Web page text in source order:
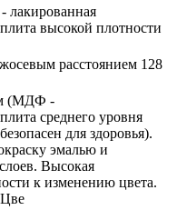
высокой плотности
расстоянием 128
(МДФ -
среднего уровня
для здоровья).
эмалью и
Высокая
к изменению цвета.